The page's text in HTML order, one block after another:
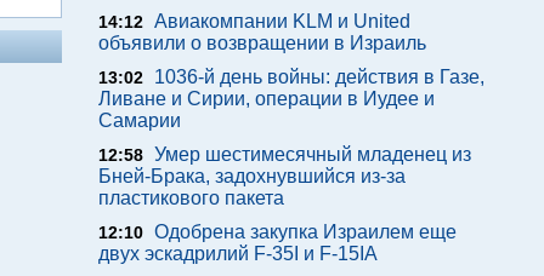
14:12 Авиакомпании KLM и United
объявили о возвращении в Израиль
13:02
1036-й день войны: действия в Газе,
Ливане и Сирии, операции в Иудее и
Самарии
12:58 Умер шестимесячный младенец из
Бней-Брака, задохнувшийся из-за
пластикового пакета
12:10 Одобрена закупка Израилем еще
двух эскадрилий F-35I и F-15IA